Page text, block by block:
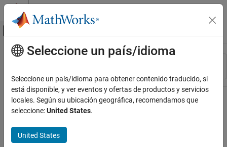
Saltar al contenido
Mostrar/ocultar menú de navegación
Recurso
Contenido principal
Seleccione un país/idioma
Seleccione un país/idioma para obtener contenido traducido, si
está disponible, y ver eventos y ofertas de productos y servicios
locales. Según su ubicación geográfica, recomendamos que
seleccione:United States.
United States